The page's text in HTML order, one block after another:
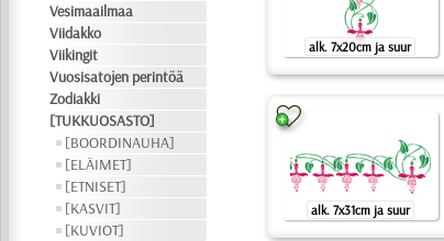
Vesimaailmaa
Viidakko
Viikingit
Vuosisatojen perintöä
Zodiakki
[TUKKUOSASTO]
[BOORDINAUHA]
[ELÄIMET]
[ETNISET]
[KASVIT]
[KUVIOT]
alk. 7x20cm ja suur
alk. 7x31cm ja suur